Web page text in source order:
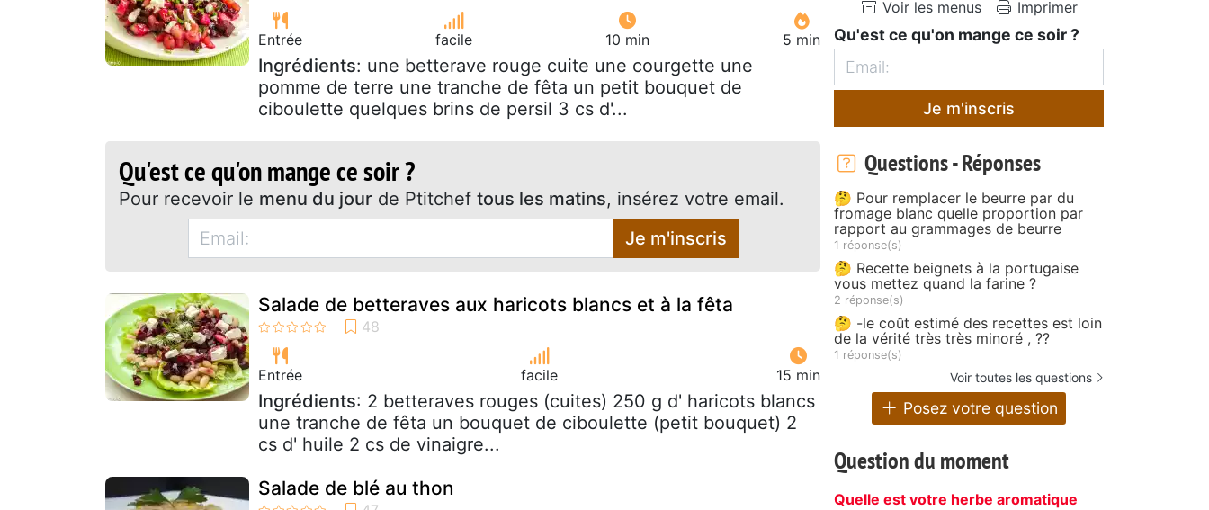
Entrée facile 10 min 5 min
Ingrédients: une betterave rouge cuite une courgette une
pomme de terre une tranche de fêta un petit bouquet de
ciboulette quelques brins de persil 3 cs d'...
Qu'est ce qu'on mange ce soir ?
Pour recevoir le menu du jour de Ptitchef tous les matins, insérez votre email.
Je m'inscris
Salade de betteraves aux haricots blancs et à la fêta
Entrée facile 15 min
Ingrédients: 2 betteraves rouges (cuites) 250 g d' haricots blancs
une tranche de fêta un bouquet de ciboulette (petit bouquet) 2
cs d' huile 2 cs de vinaigre...
Salade de blé au thon
Voir les menus Imprimer
Qu'est ce qu'on mange ce soir ?
Je m'inscris
Questions - Réponses
🤔 Pour remplacer le beurre par du
fromage blanc quelle proportion par
rapport au grammages de beurre
1 réponse(s)
🤔 Recette beignets à la portugaise
vous mettez quand la farine ?
2 réponse(s)
🤔 -le coût estimé des recettes est loin
de la vérité très très minoré , ??
1 réponse(s)
Voir toutes les questions
Posez votre question
Question du moment
Quelle est votre herbe aromatique